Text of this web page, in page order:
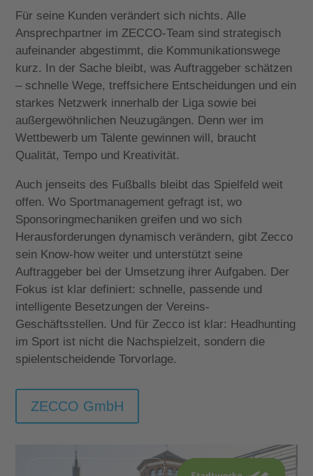
Für seine Kunden verändert sich nichts. Alle
Ansprechpartner im ZECCO-Team sind strategisch
aufeinander abgestimmt, die Kommunikationswege
kurz. In der Sache bleibt, was Auftraggeber schätzen
– schnelle Wege, treffsichere Entscheidungen und ein
starkes Netzwerk innerhalb der Liga sowie bei
außergewöhnlichen Neuzugängen. Denn wer im
Wettbewerb um Talente gewinnen will, braucht
Qualität, Tempo und Kreativität.
Auch jenseits des Fußballs bleibt das Spielfeld weit
offen. Wo Sportmanagement gefragt ist, wo
Sponsoringmechaniken greifen und wo sich
Herausforderungen dynamisch verändern, gibt Zecco
sein Know-how weiter und unterstützt seine
Auftraggeber bei der Umsetzung ihrer Aufgaben. Der
Fokus ist klar definiert: schnelle, passende und
intelligente Besetzungen der Vereins-
Geschäftsstellen. Und für Zecco ist klar: Headhunting
im Sport ist nicht die Nachspielzeit, sondern die
spielentscheidende Torvorlage.
ZECCO GmbH